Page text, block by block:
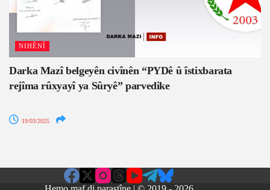
NIHÊNÎ
Darka Mazî belgeyên civînên “PYDê û îstixbarata
rejîma rûxyayî ya Sûryê” parvedike
19/03/2025